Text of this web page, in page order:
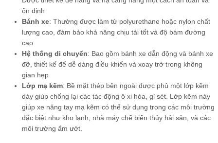
ổn định
Bánh xe: Thường được làm từ polyurethane hoặc nylon chất
lượng cao, đảm bảo khả năng chịu tải tốt và độ bám đường
cao.
Hệ thống di chuyển: Bao gồm bánh xe dẫn động và bánh xe
đỡ, thiết kế để dễ dàng điều khiển và xoay trở trong không
gian hẹp
Lớp mạ kẽm: Bề mặt thép bên ngoài được phủ một lớp kẽm
dày giúp chống lại các tác động ô xi hóa, gỉ sét. Lớp kẽm này
giúp xe nâng tay mạ kẽm có thể sử dụng trong các môi trường
đặc biệt như kho lạnh, nhà máy chế biến thủy hải sản, và các
môi trường ẩm ướt.